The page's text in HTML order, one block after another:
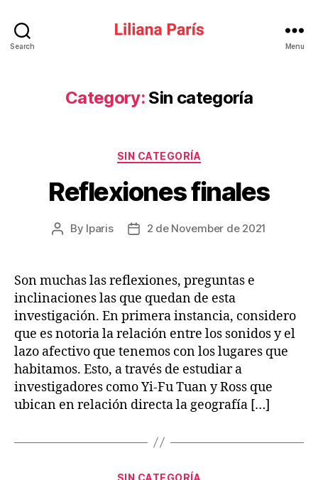
Search Menu
Category: Sin categoría
Categories
SIN CATEGORÍA
Reflexiones finales
Post
By lparis
Post2 de November de 2021
Son muchas las reflexiones, preguntas e
inclinaciones las que quedan de esta
investigación. En primera instancia, considero
que es notoria la relación entre los sonidos y el
lazo afectivo que tenemos con los lugares que
habitamos. Esto, a través de estudiar a
investigadores como Yi-Fu Tuan y Ross que
ubican en relación directa la geografía […]
Categories
SIN CATEGORÍA